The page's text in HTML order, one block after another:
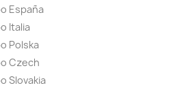
España
Italia
Polska
Czech
Slovakia